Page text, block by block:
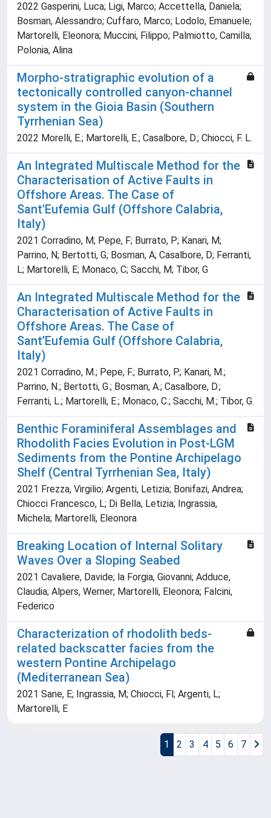
2022 Gasperini, Luca; Ligi, Marco; Accettella, Daniela;
Bosman, Alessandro; Cuffaro, Marco; Lodolo, Emanuele;
Martorelli, Eleonora; Muccini, Filippo; Palmiotto, Camilla;
Polonia, Alina
Morpho-stratigraphic evolution of a
tectonically controlled canyon-channel
system in the Gioia Basin (Southern
Tyrrhenian Sea)
2022 Morelli, E.; Martorelli, E.; Casalbore, D.; Chiocci, F. L.
An Integrated Multiscale Method for the
Characterisation of Active Faults in
Offshore Areas. The Case of
Sant'Eufemia Gulf (Offshore Calabria,
Italy)
2021 Corradino, M; Pepe, F; Burrato, P; Kanari, M;
Parrino, N; Bertotti, G; Bosman, A; Casalbore, D; Ferranti,
L; Martorelli, E; Monaco, C; Sacchi, M; Tibor, G
An Integrated Multiscale Method for the
Characterisation of Active Faults in
Offshore Areas. The Case of
Sant’Eufemia Gulf (Offshore Calabria,
Italy)
2021 Corradino, M.; Pepe, F.; Burrato, P.; Kanari, M.;
Parrino, N.; Bertotti, G.; Bosman, A.; Casalbore, D.;
Ferranti, L.; Martorelli, E.; Monaco, C.; Sacchi, M.; Tibor, G.
Benthic Foraminiferal Assemblages and
Rhodolith Facies Evolution in Post-LGM
Sediments from the Pontine Archipelago
Shelf (Central Tyrrhenian Sea, Italy)
2021 Frezza, Virgilio; Argenti, Letizia; Bonifazi, Andrea;
Chiocci Francesco, L; Di Bella, Letizia; Ingrassia,
Michela; Martorelli, Eleonora
Breaking Location of Internal Solitary
Waves Over a Sloping Seabed
2021 Cavaliere, Davide; la Forgia, Giovanni; Adduce,
Claudia; Alpers, Werner; Martorelli, Eleonora; Falcini,
Federico
Characterization of rhodolith beds-
related backscatter facies from the
western Pontine Archipelago
(Mediterranean Sea)
2021 Sane, E; Ingrassia, M; Chiocci, Fl; Argenti, L;
Martorelli, E
1 2 3 4 5 6 7